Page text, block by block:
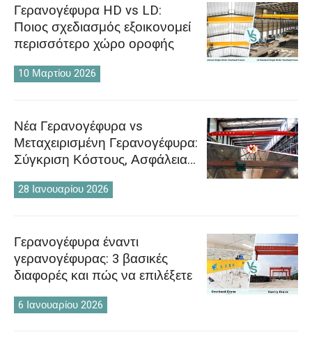
Γερανογέφυρα HD vs LD:
Ποιος σχεδιασμός εξοικονομεί
περισσότερο χώρο οροφής
10 Μαρτίου 2026
Νέα Γερανογέφυρα vs
Μεταχειρισμένη Γερανογέφυρα:
Σύγκριση Κόστους, Ασφάλειας
και Κύκλου Ζωής
28 Ιανουαρίου 2026
Γερανογέφυρα έναντι
γερανογέφυρας: 3 βασικές
διαφορές και πώς να επιλέξετε
6 Ιανουαρίου 2026